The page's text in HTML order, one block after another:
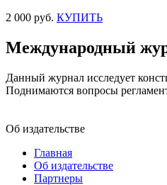
2 000 руб. КУПИТЬ
Международный
Данный журнал исследует
Поднимаются вопросы
Об издательстве
Главная
Об издательстве
Партнеры